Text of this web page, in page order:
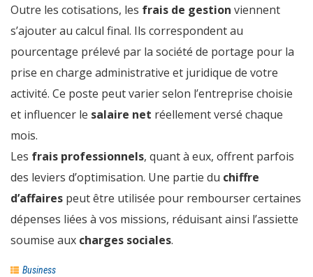
Outre les cotisations, les frais de gestion viennent
s’ajouter au calcul final. Ils correspondent au
pourcentage prélevé par la société de portage pour la
prise en charge administrative et juridique de votre
activité. Ce poste peut varier selon l’entreprise choisie
et influencer le salaire net réellement versé chaque
mois.
Les frais professionnels, quant à eux, offrent parfois
des leviers d’optimisation. Une partie du chiffre
d’affaires peut être utilisée pour rembourser certaines
dépenses liées à vos missions, réduisant ainsi l’assiette
soumise aux charges sociales.
Business